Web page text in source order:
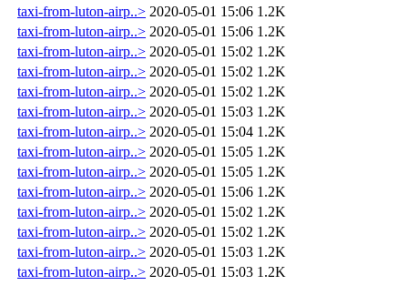
taxi-from-luton-airp..> 2020-05-01 15:06 1.2K
taxi-from-luton-airp..> 2020-05-01 15:06 1.2K
taxi-from-luton-airp..> 2020-05-01 15:02 1.2K
taxi-from-luton-airp..> 2020-05-01 15:02 1.2K
taxi-from-luton-airp..> 2020-05-01 15:02 1.2K
taxi-from-luton-airp..> 2020-05-01 15:03 1.2K
taxi-from-luton-airp..> 2020-05-01 15:04 1.2K
taxi-from-luton-airp..> 2020-05-01 15:05 1.2K
taxi-from-luton-airp..> 2020-05-01 15:05 1.2K
taxi-from-luton-airp..> 2020-05-01 15:06 1.2K
taxi-from-luton-airp..> 2020-05-01 15:02 1.2K
taxi-from-luton-airp..> 2020-05-01 15:02 1.2K
taxi-from-luton-airp..> 2020-05-01 15:03 1.2K
taxi-from-luton-airp..> 2020-05-01 15:03 1.2K